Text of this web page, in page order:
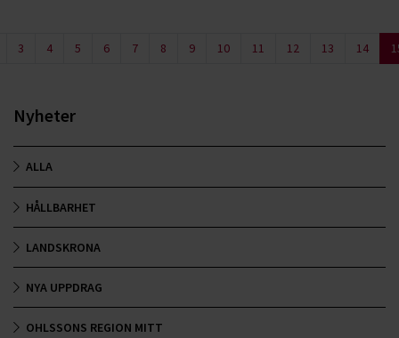
3 4 5 6 7 8 9 10 11 12 13 14
Nyheter
ALLA
HÅLLBARHET
LANDSKRONA
NYA UPPDRAG
OHLSSONS REGION MITT